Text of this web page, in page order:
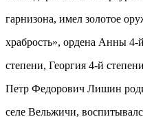
гарнизона, имел золотое
храбрость», ордена Анны
степени, Георгия 4-й
Петр Федорович Лишин
селе Вельжичи,